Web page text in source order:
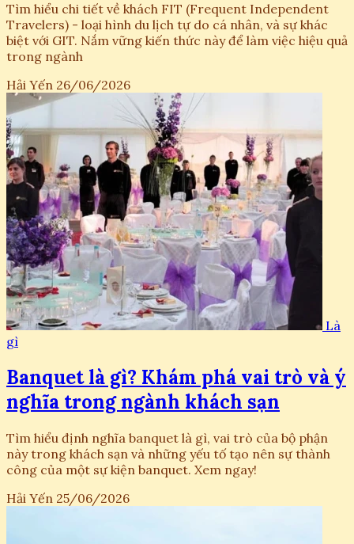
Tìm hiểu chi tiết về khách FIT (Frequent Independent
Travelers) - loại hình du lịch tự do cá nhân, và sự khác
biệt với GIT. Nắm vững kiến thức này để làm việc hiệu quả
trong ngành
Hải Yến 26/06/2026
Là
gì
Banquet là gì? Khám phá vai trò và ý
nghĩa trong ngành khách sạn
Tìm hiểu định nghĩa banquet là gì, vai trò của bộ phận
này trong khách sạn và những yếu tố tạo nên sự thành
công của một sự kiện banquet. Xem ngay!
Hải Yến 25/06/2026